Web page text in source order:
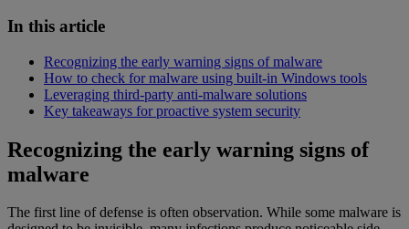
In this article
Recognizing the early warning signs of malware
How to check for malware using built-in Windows tools
Leveraging third-party anti-malware solutions
Key takeaways for proactive system security
Recognizing the early warning signs of
malware
The first line of defense is often observation. While some malware is